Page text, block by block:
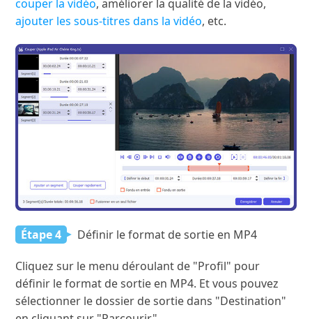
couper la vidéo, améliorer la qualité de la vidéo,
ajouter les sous-titres dans la vidéo, etc.
Étape 4 Définir le format de sortie en MP4
Cliquez sur le menu déroulant de "Profil" pour
définir le format de sortie en MP4. Et vous pouvez
sélectionner le dossier de sortie dans "Destination"